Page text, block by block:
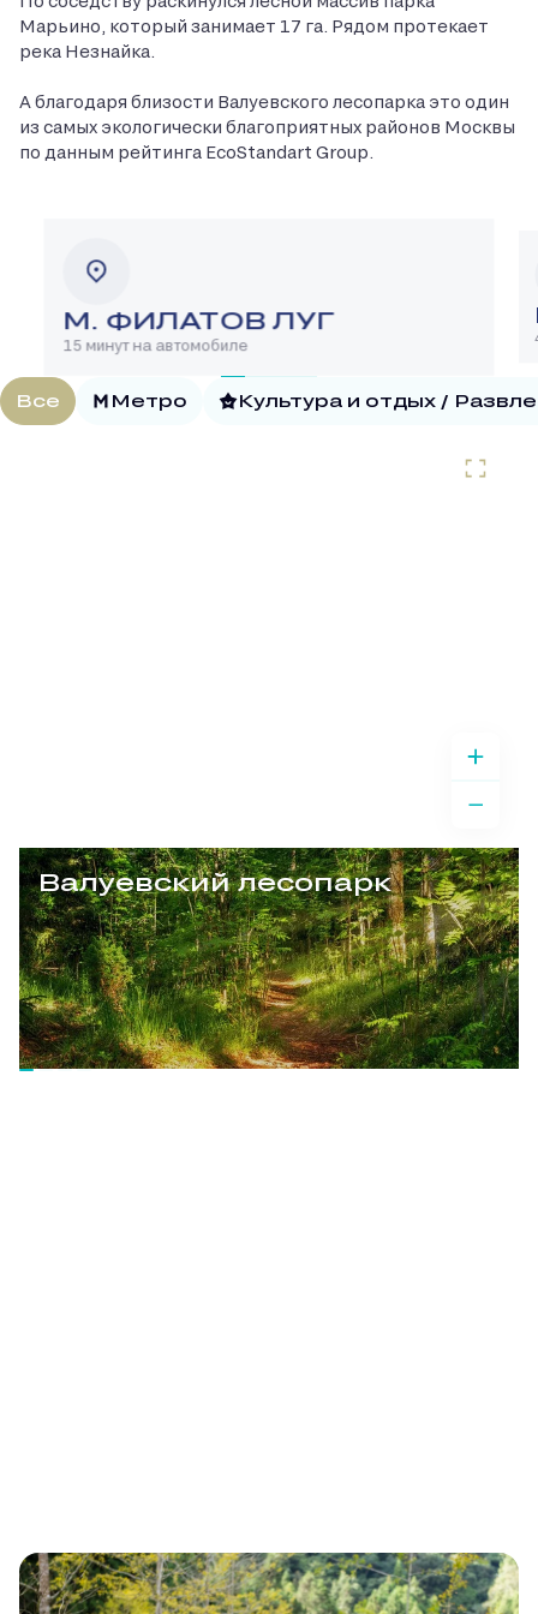
Марьино, который занимает 17 га. Рядом протекает
река Незнайка.
А благодаря близости Валуевского лесопарка это один
из самых экологически благоприятных районов Москвы
по данным рейтинга EcoStandart Group.
М. ФИЛАТОВ ЛУГ
15 минут на автомобиле
Все Метро Культура и отдых /
Валуевский лесопарк
ДОБРО ПОЖАЛОВАТЬ
В НОВУЮ МОСКВУ